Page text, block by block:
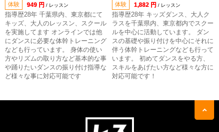
体験 949 円 / レッスン
指導歴28年 千葉県内、東京都にて
キッズ、大人のレッスン、スクール
を実施してます オンラインでは他
にダンスに必要な体幹トレーニング
なども行っています。 身体の使い
方やリズムの取り方など基本的な事
や踊りたいダンスの振り付け指導な
ど様々な事に対応可能です
体験 1,882 円 / レッスン
指導歴28年 キッズダンス、大人ク
ラスを千葉県内、東京都内でスクー
ルを中心に活動しています。 ダン
スの基礎や振り付けを中心にそれに
伴う体幹トレーニングなども行って
います。 初めてダンスをやる方、
スキルをあげたい方など様々な方に
対応可能です！